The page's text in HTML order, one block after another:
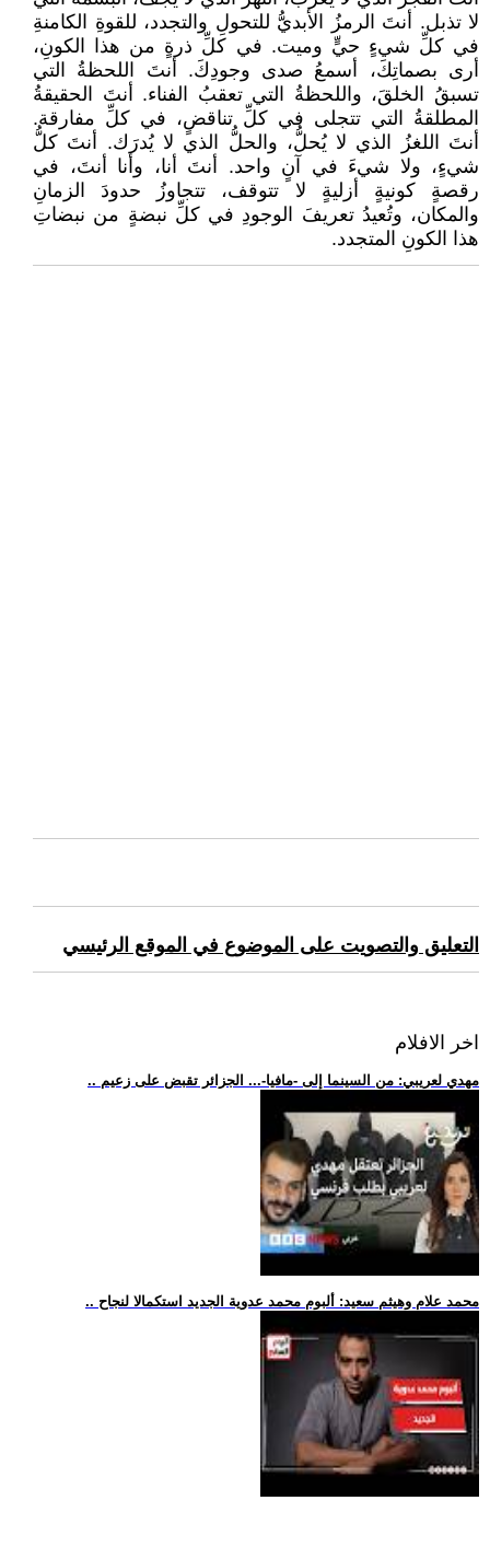
لا تذبل. أنتَ الرمزُ الأبديُّ للتحولِ والتجدد، للقوةِ الكامنةِ
في كلِّ شيءٍ حيٍّ وميت. في كلِّ ذرةٍ من هذا الكونِ،
أرى بصماتِكَ، أسمعُ صدى وجودِكَ. أنتَ اللحظةُ التي
تسبقُ الخلقَ، واللحظةُ التي تعقبُ الفناء. أنتَ الحقيقةُ
المطلقةُ التي تتجلى في كلِّ تناقضٍ، في كلِّ مفارقة.
أنتَ اللغزُ الذي لا يُحلُّ، والحلُّ الذي لا يُدرَك. أنتَ كلُّ
شيءٍ، ولا شيءَ في آنٍ واحد. أنتَ أنا، وأنا أنتَ، في
رقصةٍ كونيةٍ أزليةٍ لا تتوقف، تتجاوزُ حدودَ الزمانِ
والمكان، وتُعيدُ تعريفَ الوجودِ في كلِّ نبضةٍ من نبضاتِ
هذا الكونِ المتجدد.
التعليق والتصويت على الموضوع في الموقع الرئيسي
اخر الافلام
.. مهدي لعريبي: من السينما إلى -مافيا-... الجزائر تقبض على زعيم
.. محمد علام وهيثم سعيد: ألبوم محمد عدوية الجديد استكمالا لنجاح